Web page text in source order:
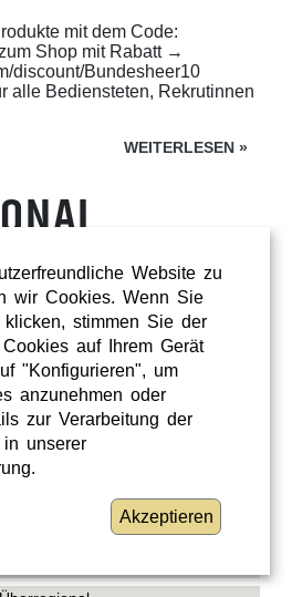
mit dem Code:
Shop mit Rabatt →
discount/Bundesheer10
alle Bediensteten, Rekrutinnen
WEITERLESEN »
Website zu
wir Cookies. Wenn Sie
stimmen Sie der
auf Ihrem Gerät
"Konfigurieren", um
anzunehmen oder
zur Verarbeitung der
unserer
Akzeptieren